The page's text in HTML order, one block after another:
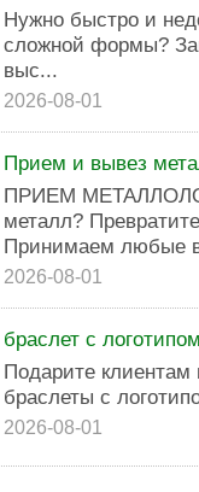
Нужно быстро и
сложной формы?
выс...
2026-08-01
Прием и вывез
ПРИЕМ
металл?
Принимаем любые
2026-08-01
браслет с логотипом
Подарите
браслеты с
2026-08-01